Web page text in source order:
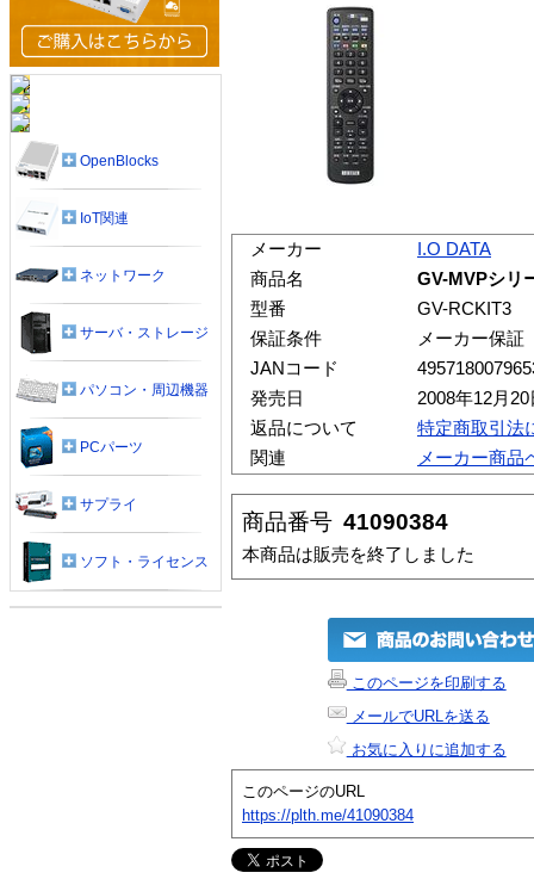
メーカー
I.O DATA
商品名
GV-MVPシリ
型番
GV-RCKIT3
保証条件
メーカー保証
JANコード
発売日
2008年12月20
返品について
特定商取引法
関連
メーカー商品
商品番号 41090384
本商品は販売を終了しました
このページを印刷する
メールでURLを送る
お気に入りに追加する
このページのURL
https://plth.me/41090384
OpenBlocks
IoT関連
ネットワーク
サーバ・ストレージ
パソコン・周辺機器
PCパーツ
サプライ
ソフト・ライセンス